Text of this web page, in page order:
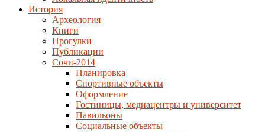
История
Археология
Книги
Прогулки
Публикации
Сочи-2014
Планировка
Спортивные объекты
Оформление
Гостиницы, медиацентры и университет
Павильоны
Социальные объекты